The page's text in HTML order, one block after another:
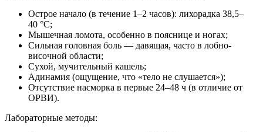
Острое начало (в течение 1–2 часов): лихорадка 38,5–
40 °C;
Мышечная ломота, особенно в пояснице и ногах;
Сильная головная боль — давящая, часто в лобно-
височной области;
Сухой, мучительный кашель;
Адинамия (ощущение, что «тело не слушается»);
Отсутствие насморка в первые 24–48 ч (в отличие от
ОРВИ).
Лабораторные методы: